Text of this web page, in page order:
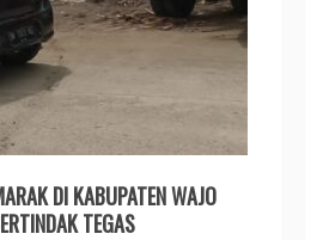
DI KABUPATEN WAJO
TEGAS